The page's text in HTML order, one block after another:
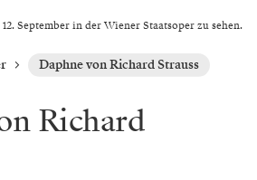
12. September in der Wiener Staatsoper zu sehen.
Daphne von Richard Strauss
Richard